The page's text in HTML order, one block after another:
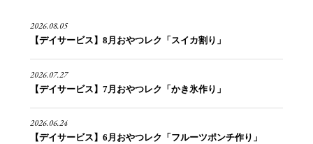
2026.08.05
【デイサービス】8月おやつレク「スイカ割り」
2026.07.27
【デイサービス】7月おやつレク「かき氷作り」
2026.06.24
【デイサービス】6月おやつレク「フルーツポンチ作り」